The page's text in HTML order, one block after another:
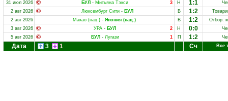
31 июл 2026
3
БУЛ - Митьяна Тэкси Н 1:1
2 авг 2026
Люксембург Сити- БУЛ В 1:2
2 авг 2026
Макао (нац.) - Япония (нац.) В 1:2
Отбор.
3 авг 2026
2
УРА - БУЛ Н 0:0
5 авг 2026
1
БУЛ - Лугази П 1:2
Дата 3 1 Сч Все